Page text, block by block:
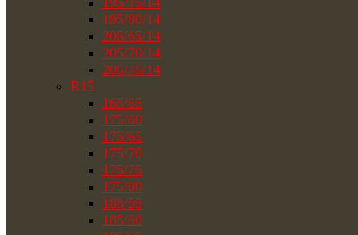
195/80/14
205/65/14
205/70/14
205/75/14
R15
165/65
175/60
175/65
175/70
175/75
175/80
185/55
185/60